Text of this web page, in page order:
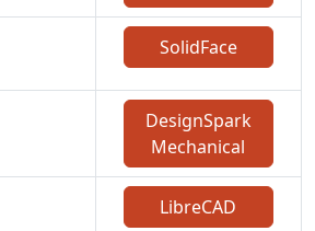
SolidFace
DesignSpark
Mechanical
LibreCAD